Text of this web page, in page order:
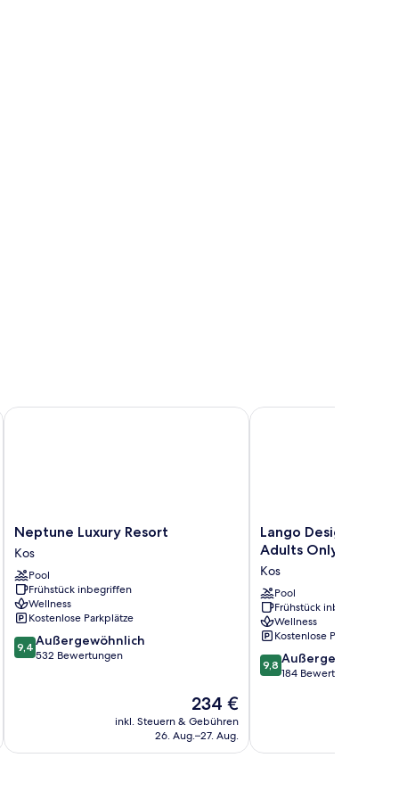
Neptune
Luxury
Resort
Kos
Neptune Luxury Resort
Kos
Pool
Frühstück inbegriffen
Wellness
Kostenlose Parkplätze
9.4
von
9,4 Außergewöhnlich
532 Bewertungen
Der
Preis
beträgt
234 €
inkl. Steuern & Gebühren
26. Aug.–27. Aug.
Neptune Luxury Resort
Lango
Design
&
Spa
-
Adults
Only
Kos
Lango Design Hotel
Adults Only
Kos
Pool
Frühstück inbegriffen
Wellness
Kostenlose Parkplätze
9.8
von
9,8 Außergewöhnlich
184 Bewertungen
Lango Design Hotel &